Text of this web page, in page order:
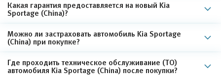
Какая гарантия предоставляется на новый Kia
Sportage (China)?
Можно ли застраховать автомобиль Kia Sportage
(China) при покупке?
Где проходить техническое обслуживание (ТО)
автомобиля Kia Sportage (China) после покупки?